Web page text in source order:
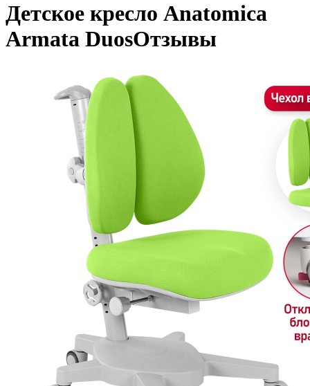
Детское кресло Anatomica
Armata DuosОтзывы